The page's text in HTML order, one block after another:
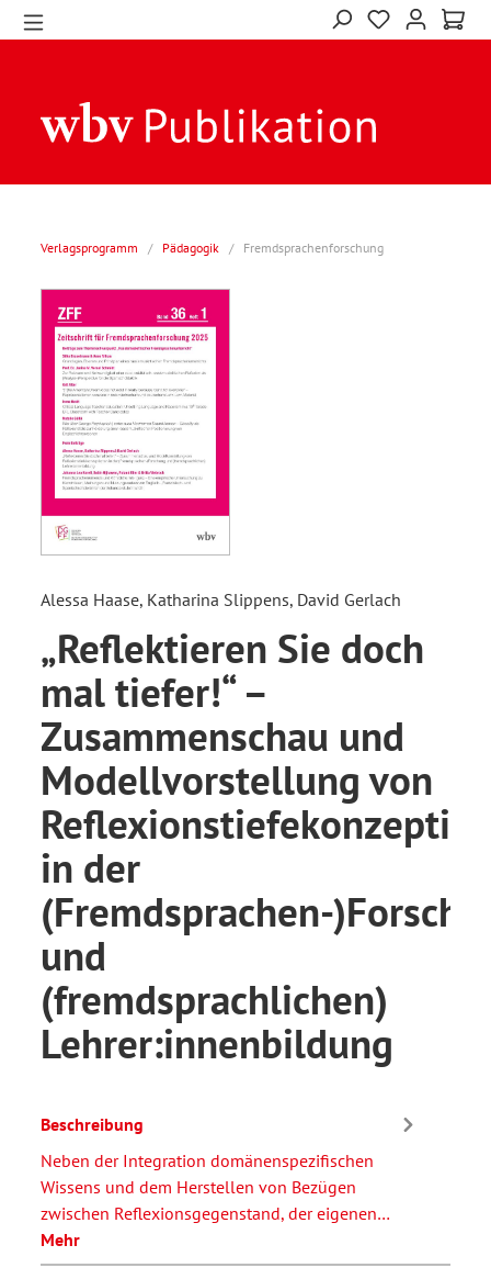
Verlagsprogramm / Pädagogik / Fremdsprachenforschung
Alessa Haase, Katharina Slippens, David Gerlach
„Reflektieren Sie doch
mal tiefer!“ –
Zusammenschau und
Modellvorstellung von
in der
(Fremdsprachen-
und
(fremdsprachlichen)
Lehrer:innenbildung
Beschreibung
Neben der Integration domänenspezifischen
Wissens und dem Herstellen von Bezügen
zwischen Reflexionsgegenstand, der eigenen…
Mehr